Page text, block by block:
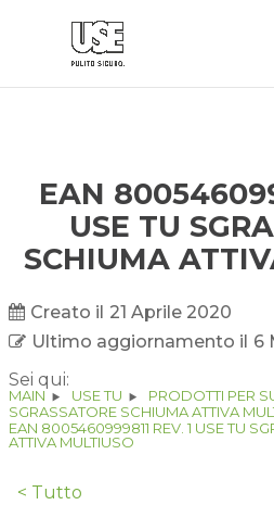
EAN
USE TU
SCHIUMA
Creato il 21 Aprile 2020
Ultimo aggiornamento il 6
Sei qui:
MAIN USE TU
PRODOTTI PER
SGRASSATORE SCHIUMA ATTIVA
EAN 8005460999811 REV. 1 USE TU
ATTIVA MULTIUSO
< Tutto